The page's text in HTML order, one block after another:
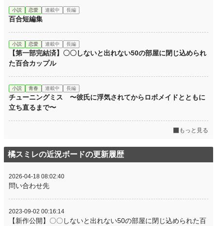
小説 恋愛 連載中 長編
百合短編集
小説 恋愛 連載中 長編
【第一部完結済】〇〇しないと出れない50の部屋に閉じ込められ
た百合カップル
小説 青春 連載中 長編
チューニングミス 〜彼氏に浮気されてからロボメイドとともに
立ち直るまで〜
もっと見る
橘スミレの近況ボードの更新履歴
2026-04-18 08:02:40
問い合わせ先
2023-09-02 00:16:14
【新作公開】〇〇しないと出れない50の部屋に閉じ込められた百